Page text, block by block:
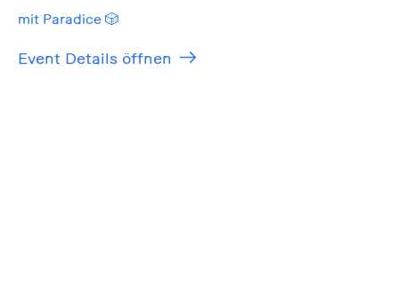
mit Paradice 🎲
Event Details öffnen